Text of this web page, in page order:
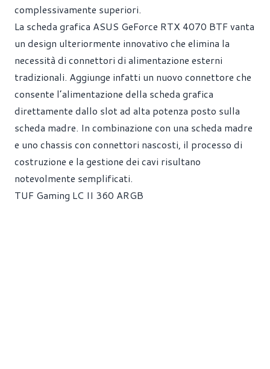
complessivamente superiori.
La scheda grafica ASUS GeForce RTX 4070 BTF vanta
un design ulteriormente innovativo che elimina la
necessità di connettori di alimentazione esterni
tradizionali. Aggiunge infatti un nuovo connettore che
consente l’alimentazione della scheda grafica
direttamente dallo slot ad alta potenza posto sulla
scheda madre. In combinazione con una scheda madre
e uno chassis con connettori nascosti, il processo di
costruzione e la gestione dei cavi risultano
notevolmente semplificati.
TUF Gaming LC II 360 ARGB